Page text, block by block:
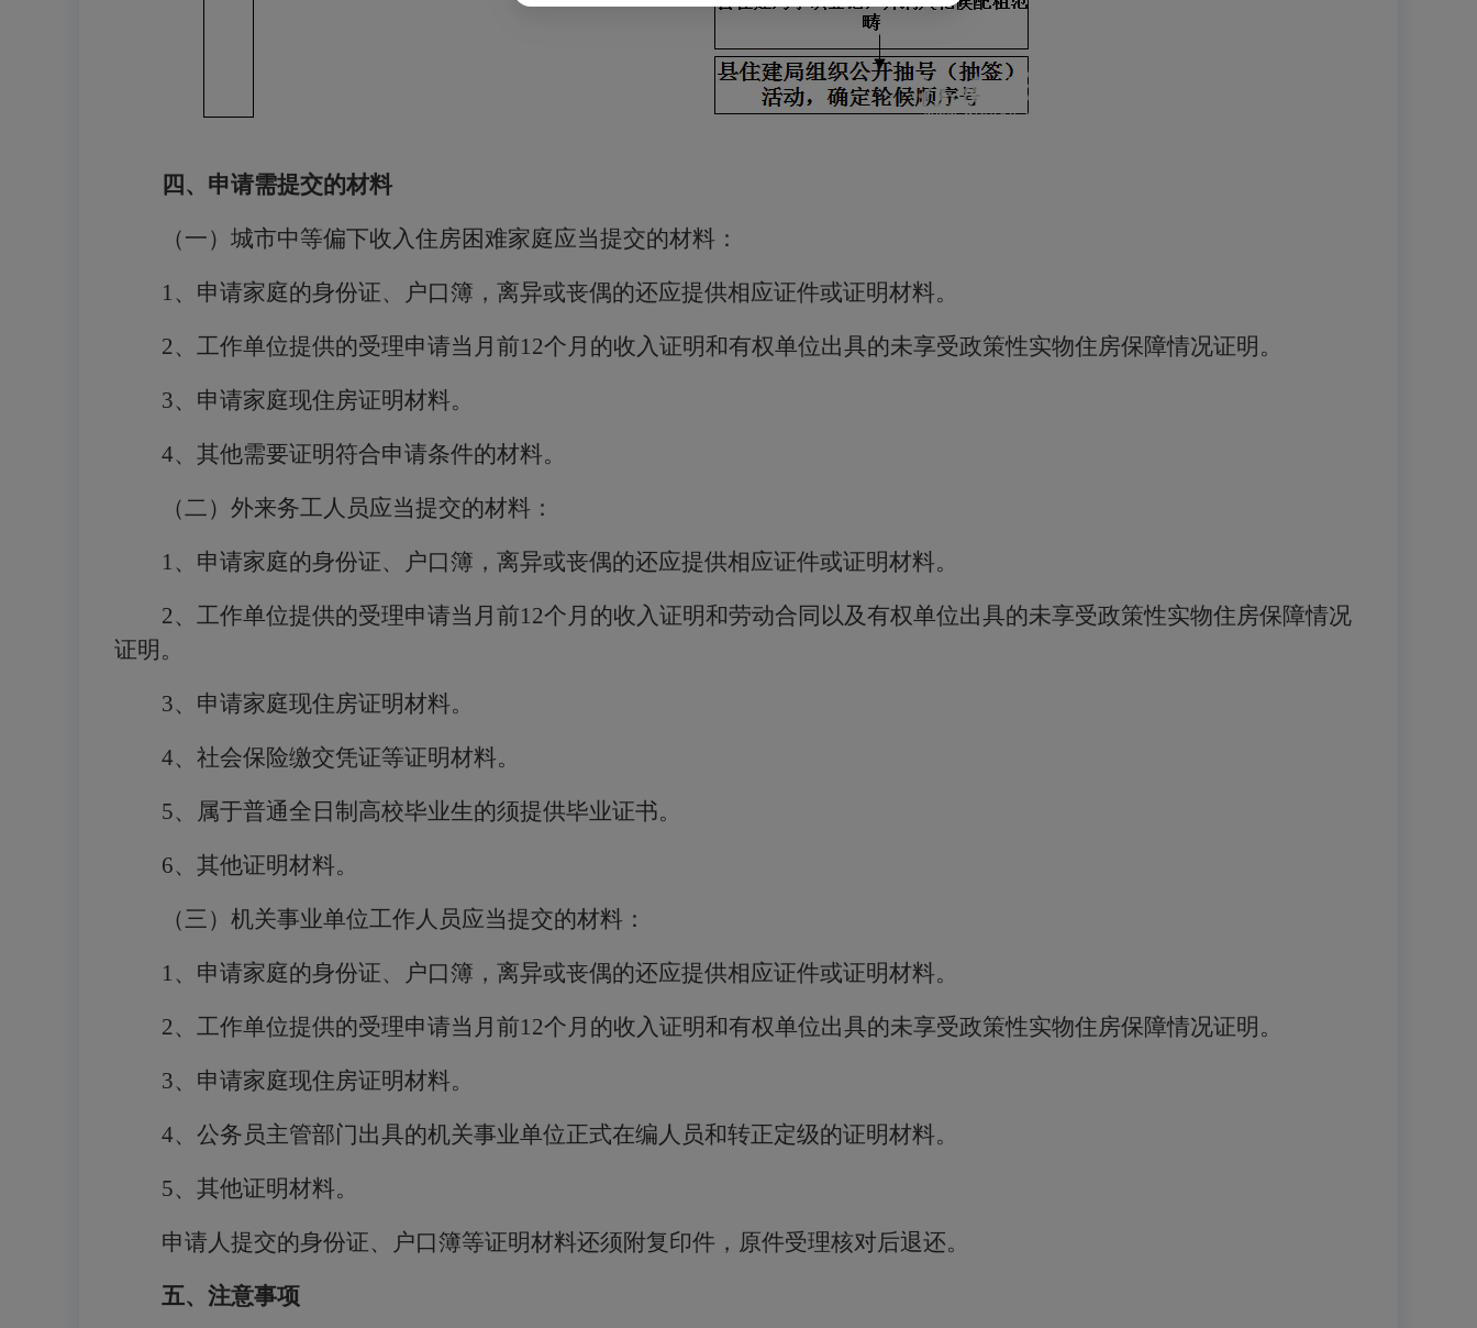
四、申请需提交的材料
（一）城市中等偏下收入住房困难家庭应当提交的材料：
1、申请家庭的身份证、户口簿，离异或丧偶的还应提供相应证件或证明材料。
2、工作单位提供的受理申请当月前12个月的收入证明和有权单位出具的未享受政策性实物住房保障情况证明。
3、申请家庭现住房证明材料。
4、其他需要证明符合申请条件的材料。
（二）外来务工人员应当提交的材料：
1、申请家庭的身份证、户口簿，离异或丧偶的还应提供相应证件或证明材料。
2、工作单位提供的受理申请当月前12个月的收入证明和劳动合同以及有权单位出具的未享受政策性实物住房保障情况
证明。
3、申请家庭现住房证明材料。
4、社会保险缴交凭证等证明材料。
5、属于普通全日制高校毕业生的须提供毕业证书。
6、其他证明材料。
（三）机关事业单位工作人员应当提交的材料：
1、申请家庭的身份证、户口簿，离异或丧偶的还应提供相应证件或证明材料。
2、工作单位提供的受理申请当月前12个月的收入证明和有权单位出具的未享受政策性实物住房保障情况证明。
3、申请家庭现住房证明材料。
4、公务员主管部门出具的机关事业单位正式在编人员和转正定级的证明材料。
5、其他证明材料。
申请人提交的身份证、户口簿等证明材料还须附复印件，原件受理核对后退还。
五、注意事项